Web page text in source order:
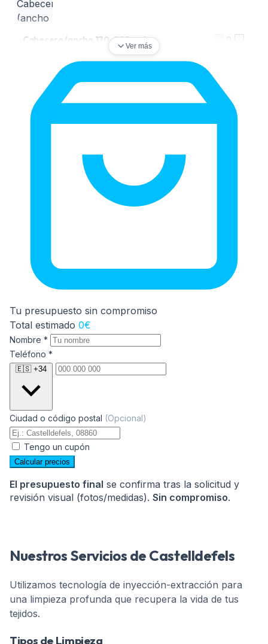
Cabecero (ancho 170–220 cm) 0
Somier (ancho 80–165 cm)
Somier (ancho 170–220 cm)
Ver más
Tu presupuesto sin compromiso
Total estimado 0€
Nombre *
Teléfono *
🇪🇸 +34
Ciudad o código postal (Opcional)
Mensaje
Tengo un cupón
Calcular precios
El presupuesto final se confirma tras la solicitud y
revisión visual (fotos/medidas). Sin compromiso.
Nuestros Servicios de Castelldefels
Utilizamos tecnología de inyección-extracción para
una limpieza profunda que recupera la vida de tus
tejidos.
Servicio profesional de limpieza a domicilio en
Tipos de Limpieza